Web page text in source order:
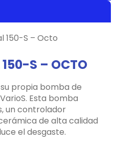
150-S – Octo
150-S – OCTO
propia bomba de
Esta bomba
un controlador
de alta calidad
el desgaste.